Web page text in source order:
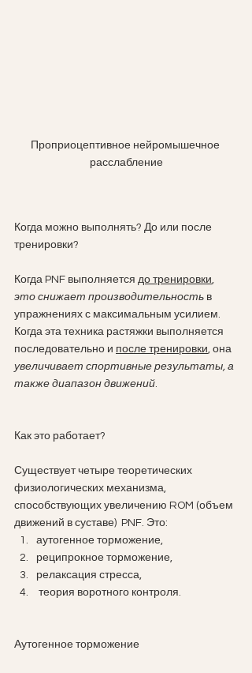
Проприоцептивное нейромышечное
расслабление
Когда можно выполнять? До или после
тренировки?
Когда PNF выполняется до тренировки,
это снижает производительность в
упражнениях с максимальным усилием.
Когда эта техника растяжки выполняется
последовательно и после тренировки, она
увеличивает спортивные результаты, а
также диапазон движений.
Как это работает?
Существует четыре теоретических
физиологических механизма,
способствующих увеличению ROM (объем
движений в суставе)  PNF. Это:
аутогенное торможение,
реципрокное торможение,
релаксация стресса,
теория воротного контроля.
Аутогенное торможение